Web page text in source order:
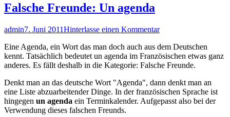
Witz"
Falsche Freunde: Un agenda
Autor
adminVeröffentlicht
7. Juni 2011Hinterlasse einen Kommentarzu
Freunde:
Un
agenda
Eine Agenda, ein Wort das man doch auch aus dem Deutschen
kennt. Tatsächlich bedeutet un agenda im Französischen etwas ganz
anderes. Es fällt deshalb in die Kategorie: Falsche Freunde.
Denkt man an das deutsche Wort "Agenda", dann denkt man an
eine Liste abzuarbeitender Dinge. In der französischen Sprache ist
hingegen un agenda ein Terminkalender. Aufgepasst also bei der
Verwendung dieses falschen Freunds.